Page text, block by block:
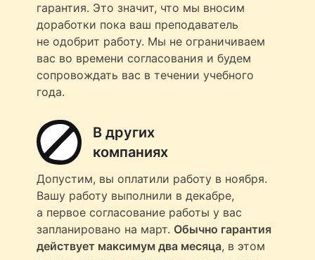
гарантия. Это значит, что мы вносим
доработки пока ваш преподаватель
не одобрит работу. Мы не ограничиваем
вас во времени согласования и будем
сопровождать вас в течении учебного
года.
В других
компаниях
Допустим, вы оплатили работу в ноября.
Вашу работу выполнили в декабре,
а первое согласование работы у вас
запланировано на март. Обычно гарантия
действует максимум два месяца, в этом